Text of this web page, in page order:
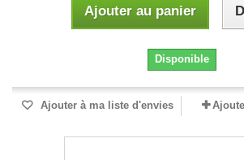
Ajouter au panier
Disponible
Ajouter à ma liste d'envies